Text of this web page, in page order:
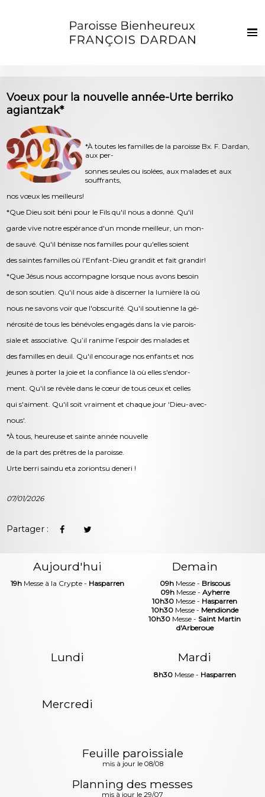
Les clochers
Sacrements et vie chrétienne
Photos
Contact
Voeux pour la nouvelle année-Urte berriko
agiantzak*
*À toutes les familles de la paroisse Bx. F. Dardan,
aux per-
sonnes seules ou isolées, aux malades et aux
souffrants,
nos vœux les meilleurs!
*Que Dieu soit béni pour le Fils qu'il nous a donné. Qu'il
garde vive notre espérance d'un monde meilleur, un mon-
de sauvé. Qu'il bénisse nos familles pour qu'elles soient
des saintes familles où l'Enfant-Dieu grandit et fait grandir!
*Que Jésus nous accompagne lorsque nous avons besoin
de son soutien. Qu'il nous aide à discerner la lumière là où
nous ne savons voir que l'obscurité. Qu'il soutienne la gé-
nérosité de tous les bénévoles engagés dans la vie parois-
siale et associative. Qu’il ranime l’espoir des malades et
des familles en deuil. Qu'il encourage nos enfants et nos
jeunes à porter la joie et la confiance là où elles s'endor-
ment. Qu'il se révèle dans le cœur de tous ceux et celles
qui s'aiment. Qu'il soit vraiment et chaque jour 'Dieu-avec-
nous'.
*À tous, heureuse et sainte année nouvelle
de la part des prêtres de la paroisse.
Urte berri saindu eta zoriontsu deneri !
07/01/2026
Partager :
Aujourd'hui
19h Messe à la Crypte - Hasparren
Demain
09hMesse - Briscous
09hMesse - Ayherre
10h30 Messe - Hasparren
10h30Messe - Mendionde
10h30 Messe - Saint Martin
d'Arberoue
Lundi Mardi
8h30Messe - Hasparren
Mercredi
Feuille paroissiale
mis à jour le 08/08
Planning des messes
mis à jour le 29/07